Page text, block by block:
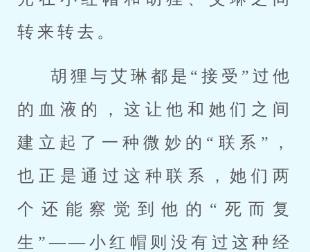
转来转去。
胡狸与艾琳都是“接受”过他
的血液的，这让他和她们之间
建立起了一种微妙的“联系”，
也正是通过这种联系，她们两
个还能察觉到他的“死而复
生”——小红帽则没有过这种经